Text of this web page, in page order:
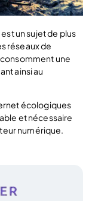
un sujet de plus
réseaux de
une
ainsi au
écologiques
et nécessaire
numérique.